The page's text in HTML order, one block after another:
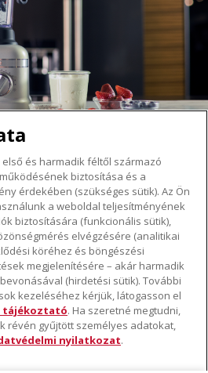
első és harmadik féltől származó
biztosítása és a
érdekében (szükséges sütik). Az Ön
a weboldal teljesítményének
biztosítására (funkcionális sütik),
elvégzésére (analitikai
köréhez és böngészési
megjelenítésére – akár harmadik
(hirdetési sütik). További
kezeléséhez kérjük, látogasson el
tájékoztató. Ha szeretné megtudni,
révén gyűjtött személyes adatokat,
nyilatkozat.